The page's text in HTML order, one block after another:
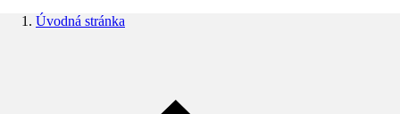
Úvodná stránka